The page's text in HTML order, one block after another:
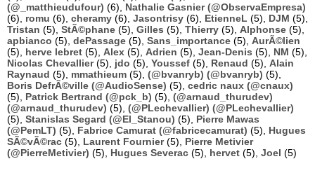
(@_matthieudufour) (6), Nathalie Gasnier (@ObservaEmpresa)
(6), romu (6), cheramy (6), Jasontrisy (6), EtienneL (5), DJM (5),
Tristan (5), StÃ©phane (5), Gilles (5), Thierry (5), Alphonse (5),
apbianco (5), dePassage (5), Sans_importance (5), AurÃ©lien
(5), herve lebret (5), Alex (5), Adrien (5), Jean-Denis (5), NM (5),
Nicolas Chevallier(5), jdo (5), Youssef (5), Renaud (5), Alain
Raynaud (5), mmathieum (5), (@bvanryb) (@bvanryb) (5),
Boris DefrÃ©ville (@AudioSense) (5), cedric naux (@cnaux)
(5), Patrick Bertrand (@pck_b) (5), (@arnaud_thurudev)
(@arnaud_thurudev) (5), (@PLechevallier) (@PLechevallier)
(5), Stanislas Segard (@El_Stanou) (5), Pierre Mawas
(@PemLT) (5), Fabrice Camurat (@fabricecamurat) (5), Hugues
SÃ©vÃ©rac (5), Laurent Fournier(5), Pierre Metivier
(@PierreMetivier) (5), Hugues Severac (5), hervet (5), Joel (5)